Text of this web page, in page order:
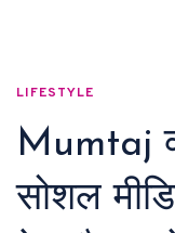
LIFESTYLE
Mumtaj
सोशल